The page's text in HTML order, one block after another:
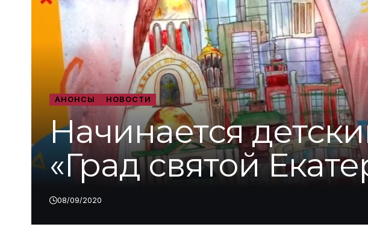
АНОНСЫ НОВОСТИ
Начинается
«Град святой
08/09/2020